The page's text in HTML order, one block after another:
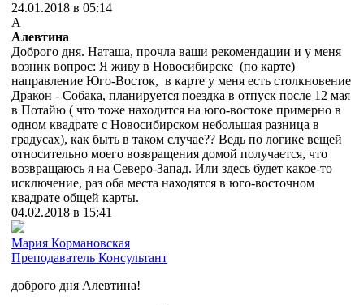
24.01.2018 в 05:14
А
Алевтина
Доброго дня. Наташа, прочла ваши рекомендации и у меня
возник вопрос: Я живу в Новосибирске (по карте)
направление Юго-Восток, в карте у меня есть столкновение
Дракон - Собака, планируется поездка в отпуск после 12 мая
в Потайю ( что тоже находится на юго-востоке примерно в
одном квадрате с Новосибирском небольшая разница в
градусах), как быть в таком случае?? Ведь по логике вещей
относительно моего возвращения домой получается, что
возвращаюсь я на Северо-Запад. Или здесь будет какое-то
исключение, раз оба места находятся в юго-восточном
квадрате общей карты.
04.02.2018 в 15:41
Мария Кормановская
Преподаватель Консультант
доброго дня Алевтина!